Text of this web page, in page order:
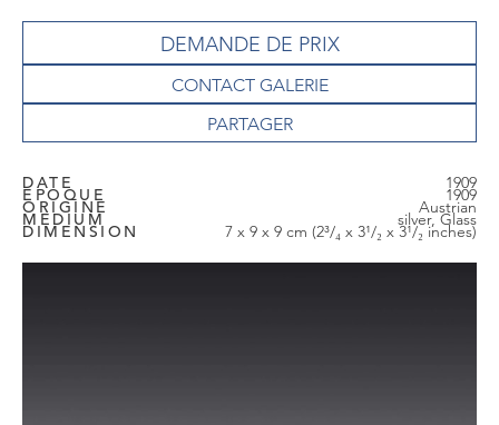
DEMANDE DE PRIX
CONTACT GALERIE
DATE 1909
EPOQUE 1909
ORIGINE Austrian
MEDIUM silver, Glass
DIMENSION 7 x 9 x 9 cm (2³/₄ x 3¹/₂ x 3¹/₂ inches)